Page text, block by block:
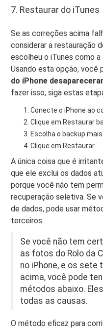
7. Restaurar do iTunes
Se as correções acima
considerar a restauração
escolheu o iTunes como
Usando esta opção,
do iPhone
fazer isso, siga estas
Conecte o iPhone ao
Clique em Restaurar
Escolha o backup
Clique em Restaurar
A única coisa que é
que ele exclui os dados
porque você não tem
recuperação seletiva. Se
de dados, pode usar
terceiros.
Se você não tem
as fotos do Rolo da
no iPhone, e os sete
acima, você pode
métodos abaixo.
todas as causas.
O método eficaz para